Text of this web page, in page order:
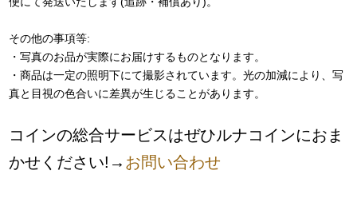
その他の事項等:
・写真のお品が実際にお届けするものとなります。
・商品は一定の照明下にて撮影されています。光の加減により、写
真と目視の色合いに差異が生じることがあります。
コインの総合サービスはぜひルナコインにおま
かせください!→ お問い合わせ